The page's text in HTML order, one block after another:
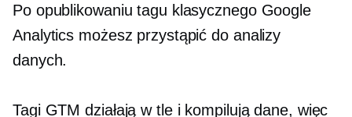
Po opublikowaniu tagu klasycznego Google
Analytics możesz przystąpić do analizy
danych.
Tagi GTM działają w tle i kompilują dane, więc